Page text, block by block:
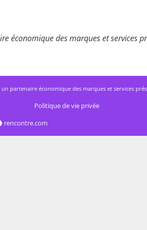
économique des marques et services
partenaire économique des marques et services
Politique de vie privée
rencontre.com